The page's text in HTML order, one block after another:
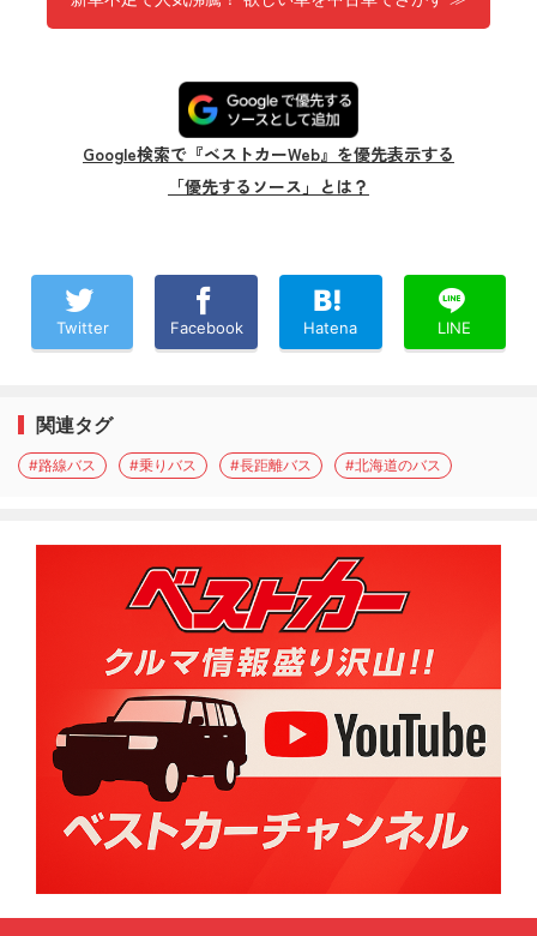
Google検索で『ベストカーWeb』を優先表示する
「優先するソース」とは？
Twitter Facebook Hatena LINE
関連タグ
#路線バス #乗りバス #長距離バス #北海道のバス